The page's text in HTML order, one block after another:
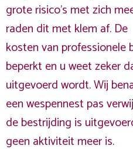
grote risico’s met zich
raden dit met klem af. De
kosten van professionele
beperkt en u weet zeker
uitgevoerd wordt. Wij
een wespennest pas
de bestrijding is
geen aktiviteit meer is.